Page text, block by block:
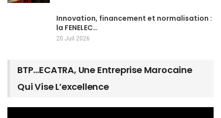
Innovation, financement et normalisation :
la FENELEC…
20 Juil 2026
BTP…ECATRA, Une Entreprise Marocaine
Qui Vise L’excellence